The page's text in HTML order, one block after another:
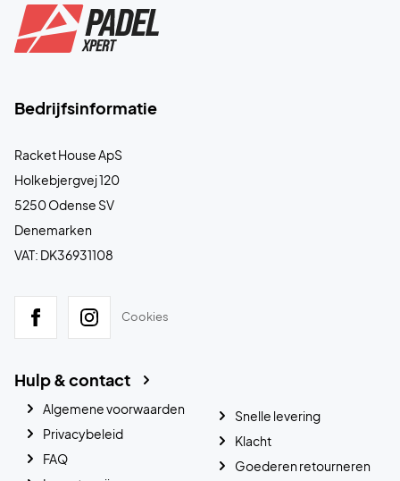
Bedrijfsinformatie
Racket House ApS
Holkebjergvej 120
5250 Odense SV
Denemarken
VAT: DK36931108
Cookies
Hulp & contact
Algemene voorwaarden
Privacybeleid
FAQ
Snelle levering
Klacht
Goederen retourneren